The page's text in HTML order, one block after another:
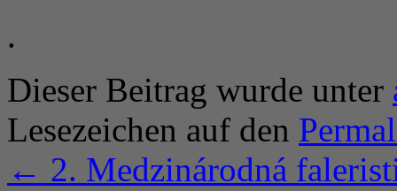
.
Dieser Beitrag wurde unter
Lesezeichen auf den
← 2. Medzinárodná